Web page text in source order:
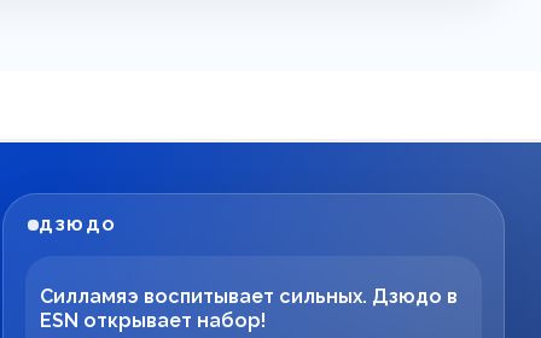
ДЗЮДО
Силламяэ воспитывает сильных. Дзюдо в
ESN открывает набор!